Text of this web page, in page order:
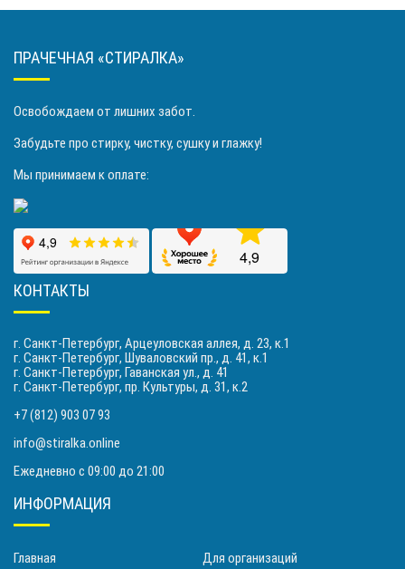
ПРАЧЕЧНАЯ «СТИРАЛКА»
Освобождаем от лишних забот.
Забудьте про стирку, чистку, сушку и глажку!
Мы принимаем к оплате:
КОНТАКТЫ
г. Санкт-Петербург, Арцеуловская аллея, д. 23, к.1
г. Санкт-Петербург, Шуваловский пр., д. 41, к.1
г. Санкт-Петербург, Гаванская ул., д. 41
г. Санкт-Петербург, пр. Культуры, д. 31, к.2
+7 (812) 903 07 93
info@stiralka.online
Ежедневно с 09:00 до 21:00
ИНФОРМАЦИЯ
Главная Для организаций